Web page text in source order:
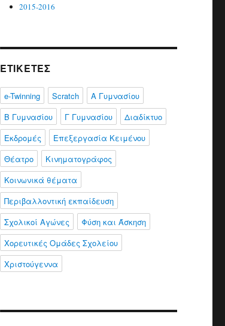
2015-2016
ΕΤΙΚΈΤΕΣ
e-Twinning Scratch
Α Γυμνασίου
Β Γυμνασίου
Γ Γυμνασίου
Διαδίκτυο
Εκδρομές
Επεξεργασία Κειμένου
Θέατρο
Κινηματογράφος
Κοινωνικά θέματα
Περιβαλλοντική εκπαίδευση
Σχολικοί Αγώνες
Φύση και Άσκηση
Χορευτικές Ομάδες Σχολείου
Χριστούγεννα